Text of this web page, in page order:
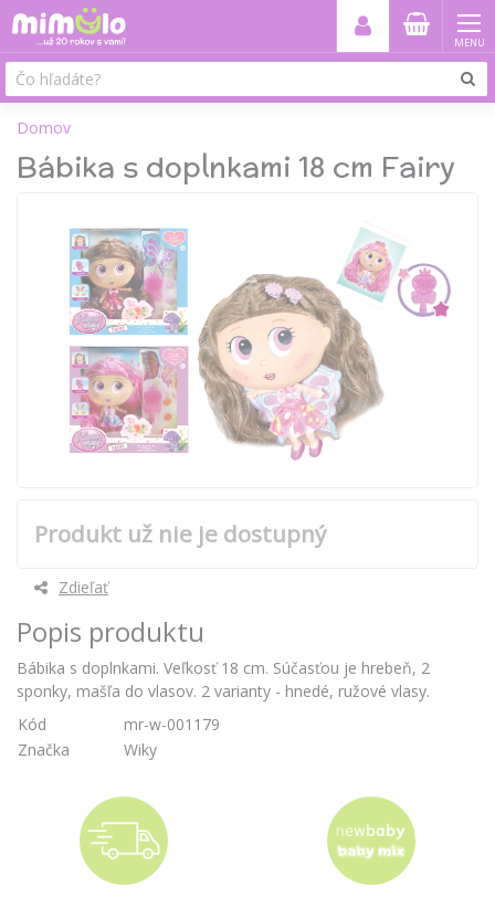
MENU
Domov
Bábika s doplnkami 18 cm Fairy
Produkt už nie je dostupný
Zdieľať
Popis produktu
Bábika s doplnkami. Veľkosť 18 cm. Súčasťou je hrebeň, 2
sponky, mašľa do vlasov. 2 varianty - hnedé, ružové vlasy.
Kód
mr-w-001179
Značka
Wiky